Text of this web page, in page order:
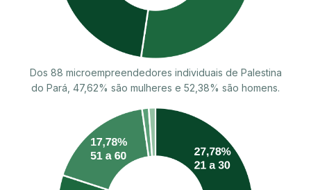
Dos 88 microempreendedores individuais de Palestina
do Pará, 47,62% são mulheres e 52,38% são homens.